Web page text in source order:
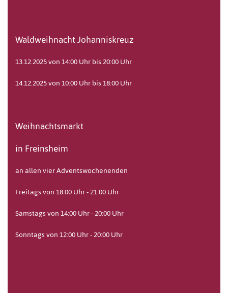
Waldweihnacht Johanniskreuz
13.12.2025 von 14:00 Uhr bis 20:00 Uhr
14.12.2025 von 10:00 Uhr bis 18:00 Uhr
Weihnachtsmarkt
in Freinsheim
an allen vier Adventswochenenden
Freitags von 18:00 Uhr - 21:00 Uhr
Samstags von 14:00 Uhr - 20:00 Uhr
Sonntags von 12:00 Uhr - 20:00 Uhr